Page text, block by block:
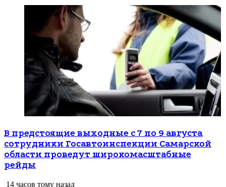
В предстоящие выходные с 7 по 9 августа
сотрудники Госавтоинспекции Самарской
области проведут широкомасштабные
рейды
14 часов тому назад